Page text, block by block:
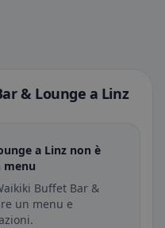
& Lounge a Linz
a Linz non è
menu
Buffet Bar &
un menu e